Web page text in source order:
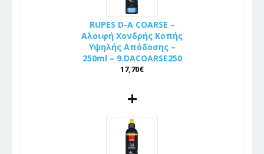
RUPES D-A COARSE –
Αλοιφή Χονδρής Κοπής
Υψηλής Απόδοσης –
250ml – 9.DACOARSE250
17,70€
+